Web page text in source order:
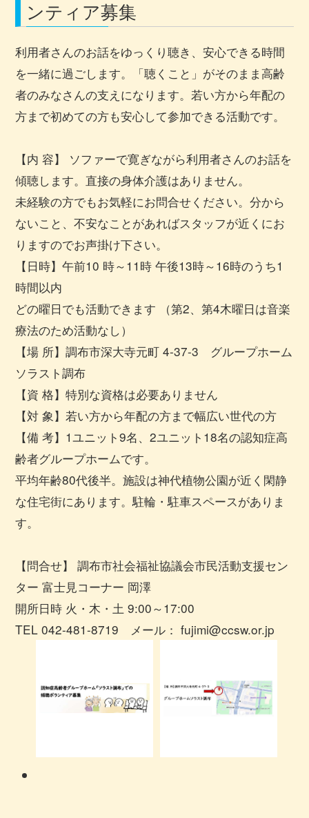
ンティア募集
利用者さんのお話をゆっくり聴き、安心できる時間
を一緒に過ごします。「聴くこと」がそのまま高齢
者のみなさんの支えになります。若い方から年配の
方まで初めての方も安心して参加できる活動です。
【内 容】 ソファーで寛ぎながら利用者さんのお話を
傾聴します。直接の身体介護はありません。
未経験の方でもお気軽にお問合せください。分から
ないこと、不安なことがあればスタッフが近くにお
りますのでお声掛け下さい。
【日時】午前10 時～11時 午後13時～16時のうち1
時間以内
どの曜日でも活動できます （第2、第4木曜日は音楽
療法のため活動なし）
【場 所】調布市深大寺元町 4-37-3 グループホーム
ソラスト調布
【資 格】特別な資格は必要ありません
【対 象】若い方から年配の方まで幅広い世代の方
【備 考】1ユニット9名、2ユニット18名の認知症高
齢者グループホームです。
平均年齢80代後半。施設は神代植物公園が近く閑静
な住宅街にあります。駐輪・駐車スペースがありま
す。
【問合せ】 調布市社会福祉協議会市民活動支援セン
ター 富士見コーナー 岡澤
開所日時 火・木・土 9:00～17:00
TEL 042-481-8719 メール：fujimi@ccsw.or.jp